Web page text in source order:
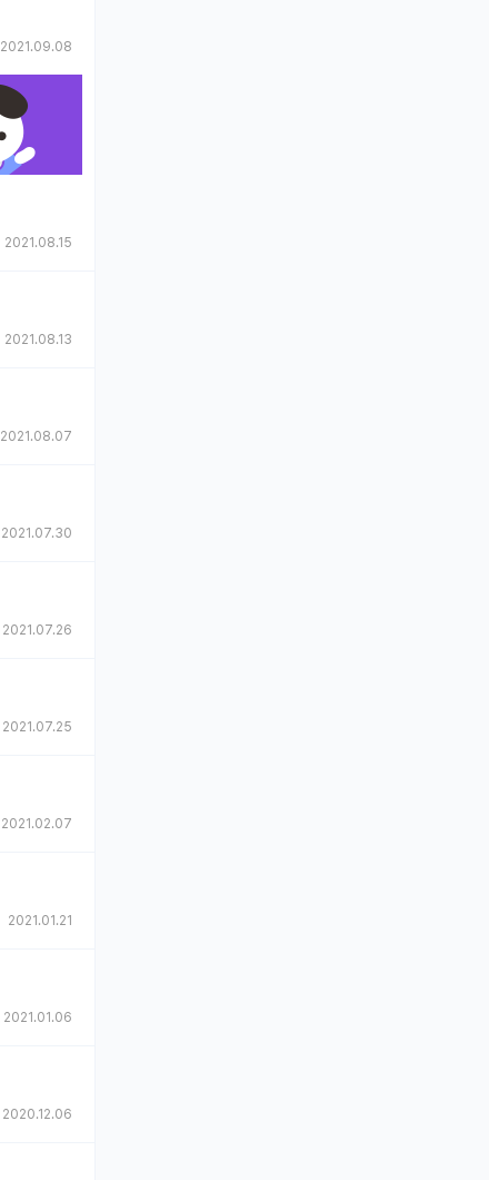
2021.09.08
2021.08.15
2021.08.13
2021.08.07
2021.07.30
2021.07.26
2021.07.25
2021.02.07
2021.01.21
2021.01.06
2020.12.06